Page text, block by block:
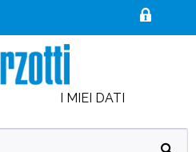
I MIEI DATI